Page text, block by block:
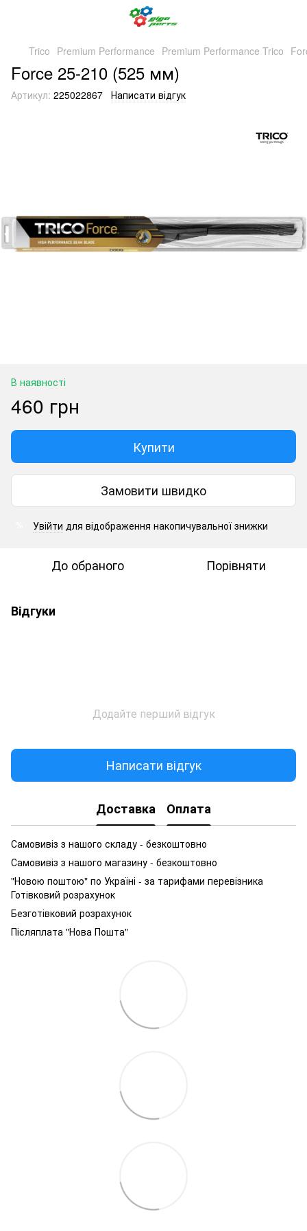
Trico Premium Performance Premium Performance Trico
Force 25-210 (525 мм)
Артикул: 225022867 Написати відгук
В наявності
460 грн
Купити
Замовити швидко
Увійти для відображення накопичувальної знижки
До обраного Порівняти
Відгуки
Додайте перший відгук
Написати відгук
Доставка Оплата
Самовивіз з нашого складу - безкоштовно
Самовивіз з нашого магазину - безкоштовно
"Новою поштою" по Україні - за тарифами перевізника
Готівковий розрахунок
Безготівковий розрахунок
Післяплата "Нова Пошта"